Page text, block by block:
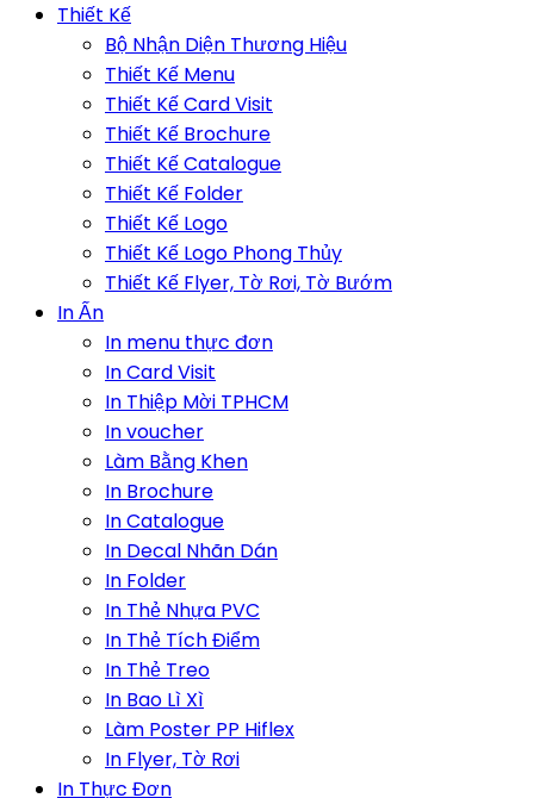
Thiết Kế
Bộ Nhận Diện Thương Hiệu
Thiết Kế Menu
Thiết Kế Card Visit
Thiết Kế Brochure
Thiết Kế Catalogue
Thiết Kế Folder
Thiết Kế Logo
Thiết Kế Logo Phong Thủy
Thiết Kế Flyer, Tờ Rơi, Tờ Bướm
In Ấn
In menu thực đơn
In Card Visit
In Thiệp Mời TPHCM
In voucher
Làm Bằng Khen
In Brochure
In Catalogue
In Decal Nhãn Dán
In Folder
In Thẻ Nhựa PVC
In Thẻ Tích Điểm
In Thẻ Treo
In Bao Lì Xì
Làm Poster PP Hiflex
In Flyer, Tờ Rơi
In Thực Đơn